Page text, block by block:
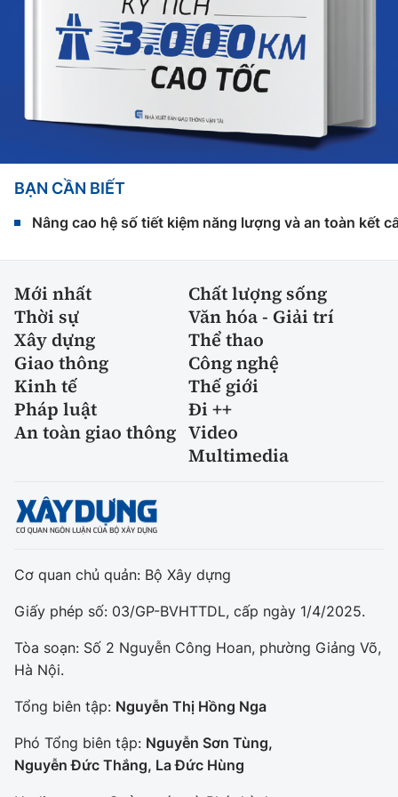
BẠN CẦN BIẾT
Nâng cao hệ số tiết kiệm năng lượng và an toàn kết
Mới nhất
Chất lượng sống
Thời sự
Văn hóa - Giải trí
Xây dựng
Thể thao
Giao thông
Công nghệ
Kinh tế
Thế giới
Pháp luật
Đi ++
An toàn giao thông Video
Multimedia
Cơ quan chủ quản: Bộ Xây dựng
Giấy phép số: 03/GP-BVHTTDL, cấp ngày 1/4/2025.
Tòa soạn: Số 2 Nguyễn Công Hoan, phường Giảng Võ,
Hà Nội.
Tổng biên tập: Nguyễn Thị Hồng Nga
Phó Tổng biên tập: Nguyễn Sơn Tùng,
Nguyễn Đức Thắng, La Đức Hùng